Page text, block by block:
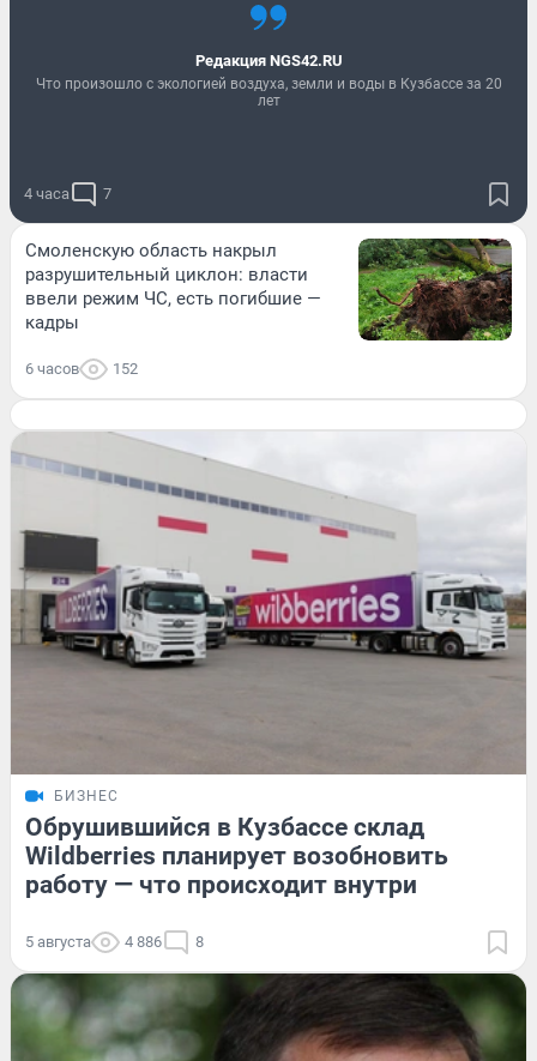
Редакция NGS42.RU
Что произошло с экологией воздуха, земли и воды в Кузбассе за 20
лет
4 часа 7
Смоленскую область накрыл
разрушительный циклон: власти
ввели режим ЧС, есть погибшие —
кадры
6 часов 152
БИЗНЕС
Обрушившийся в Кузбассе склад
Wildberries планирует возобновить
работу — что происходит внутри
5 августа 4 886 8